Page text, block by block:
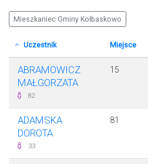
Mieszkaniec Gminy Kołbaskowo
Uczestnik Miejsce
ABRAMOWICZ
MAŁGORZATA
82
15
ADAMSKA
DOROTA
33
81